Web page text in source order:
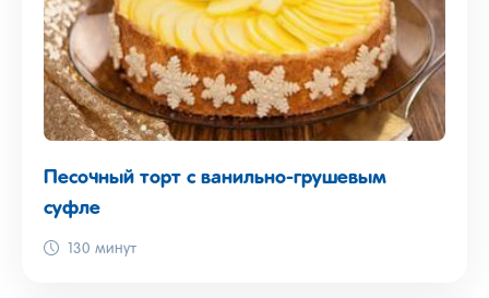
Песочный торт с ванильно-грушевым
суфле
130 минут